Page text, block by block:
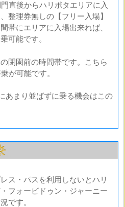
直後からハリポタエリアに入
整理券無しの【フリー入場】
帯にエリアに入場出来れば、
可能です。
閉園前の時間帯です。こちら
が可能です。
あまり並ばずに乗る機会はこの
ス・パスを利用しないとハリ
フォービドゥン・ジャーニー
です。